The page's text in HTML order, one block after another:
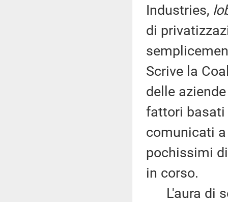
Industries,
di
Scrive la
delle
fattori basati
comunicati
pochissimi
in corso.
L'aura di